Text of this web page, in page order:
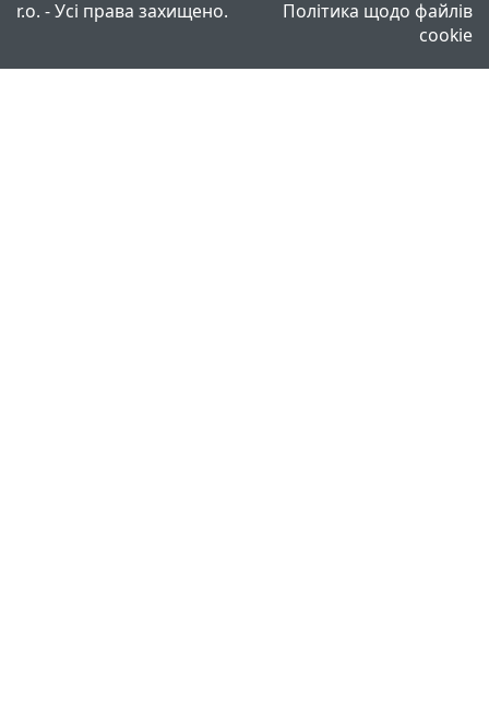
r.o. - Усі права захищено.
Політика щодо файлів
cookie